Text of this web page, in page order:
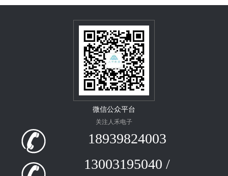
微信公众平台
关注人禾电子
18939824003
13003195040 /